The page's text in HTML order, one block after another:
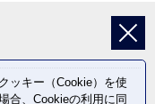
ッキー（Cookie）を使
合、Cookieの利用に同